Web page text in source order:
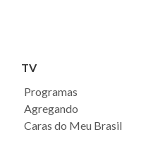
TV
Programas
Agregando
Caras do Meu Brasil